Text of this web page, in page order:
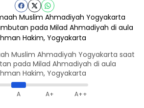
Muslim Ahmadiyah Yogyakarta saat
pada Milad Ahmadiyah di aula
Hakim, Yogyakarta
A A+ A++